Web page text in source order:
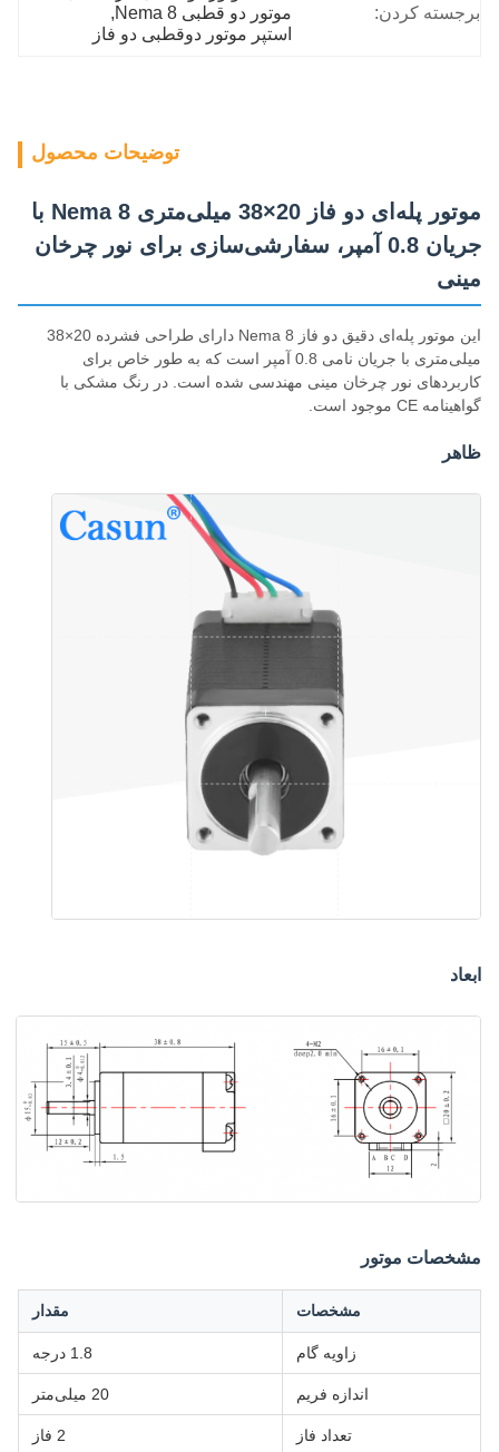
برجسته کردن:
موتور دو قطبی Nema 8
,
استپر موتور دوقطبی دو فاز
توضیحات محصول
موتور پله‌ای دو فاز 20×38 میلی‌متری Nema 8 با
جریان 0.8 آمپر، سفارشی‌سازی برای نور چرخان
مینی
این موتور پله‌ای دقیق دو فاز Nema 8 دارای طراحی فشرده 20×38
میلی‌متری با جریان نامی 0.8 آمپر است که به طور خاص برای
کاربردهای نور چرخان مینی مهندسی شده است. در رنگ مشکی با
گواهینامه CE موجود است.
ظاهر
ابعاد
مشخصات موتور
مشخصات مقدار
زاویه گام 1.8 درجه
اندازه فریم 20 میلی‌متر
تعداد فاز